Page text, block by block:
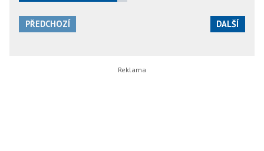
PŘEDCHOZÍ DALŠÍ